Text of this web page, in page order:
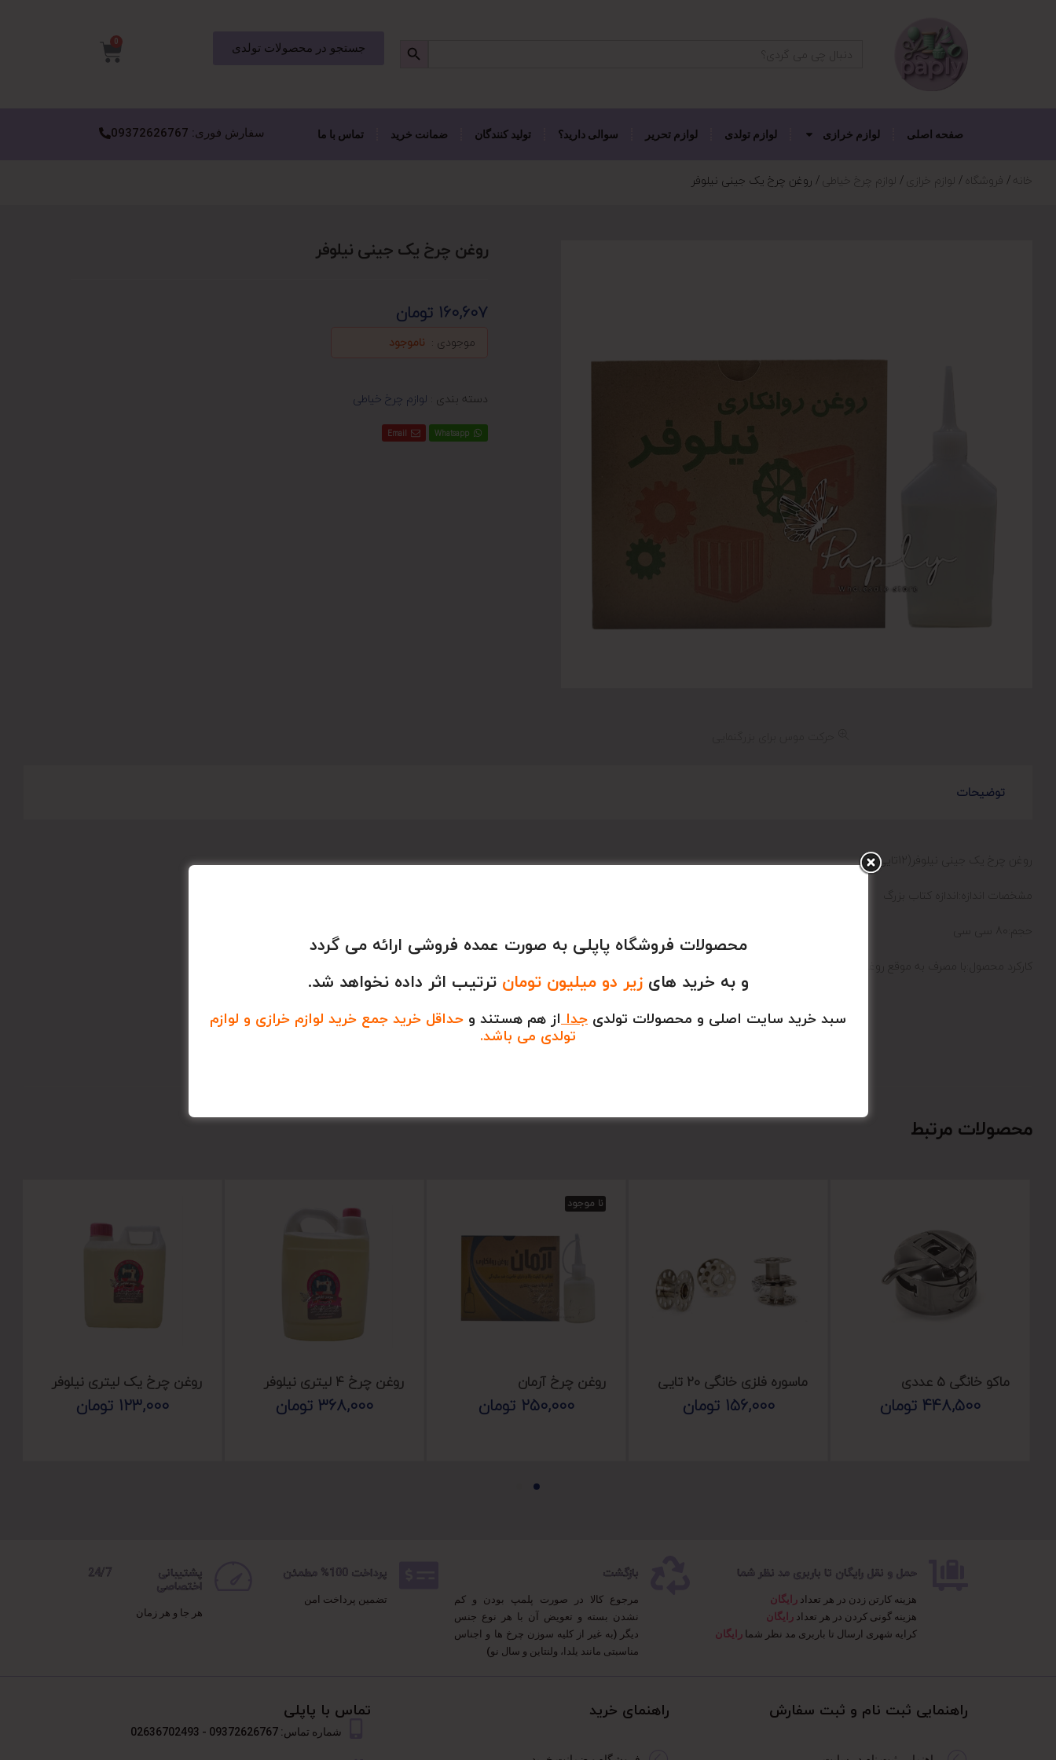
جستجو در محصولات تولدی 0
صفحه اصلی لوازم خرازی لوازم تولدی لوازم تحریر سوالی دارید؟ تولید کنندگان ضمانت خرید تماس با ما سفارش فوری: 09372626767
خانه فروشگاه لوازم خرازی لوازم چرخ خیاطی روغن چرخ یک جینی نیلوفر
روغن چرخ یک جینی نیلوفر
160,607 تومان
موجودی : ناموجود
دسته بندی : لوازم چرخ خیاطی
Whatsapp
Email
توضیحات
روغن چرخ یک جینی نیلوفر(12تایی)
مشخصات اندازه:اندازه کتاب بزرگ
حجم:80 سی سی
کارکرد محصول:با مصرف به موقع روغن نیلوفر عمر ماشین آلات شما چند برابر میشود.
محصولات مرتبط
ماکو خانگی ۵ عددی
448,500 تومان
ماسوره فلزی خانگی ۲۰ تایی
156,000 تومان
نا موجود
روغن چرخ آرمان
250,000 تومان
روغن چرخ ۴ لیتری نیلوفر
368,000 تومان
روغن چرخ یک لیتری نیلوفر
123,000 تومان
حمل و نقل رایگان تا باربری مد نظر شما
هزینه کارتن زدن در هر تعداد رایگان
هزینه گونی کردن در هر تعداد رایگان
کرایه شهری ارسال تا باربری مد نظر شما رایگان
بازگشت
مرجوع کالا در صورت پلمپ بودن و کم
نشدن بسته و تعویض آن با هر نوع جنس
دیگر (به غیر از کلیه سوزن چرخ ها و اجناس
مناسبتی مانند یلدا، ولنتاین و سال نو)
پرداخت 100% مطمئن
تضمین پرداخت امن
پشتیبانی 24/7
اختصاصی
هر جا و هر زمان
راهنمایی ثبت نام و ثبت سفارش​ راهنمای خرید تماس با پاپلی
شماره تماس: 09372626767 - 02636702493
محصولات فروشگاه پاپلی به صورت عمده فروشی ارائه می گردد
و به خرید هایزیر دو میلیون تومان ترتیب اثر داده نخواهد شد.
سبد خرید سایت اصلی و محصولات تولدی جدا از هم هستند و حداقل خرید جمع خرید لوازم خرازی و لوازم
تولدی می باشد.